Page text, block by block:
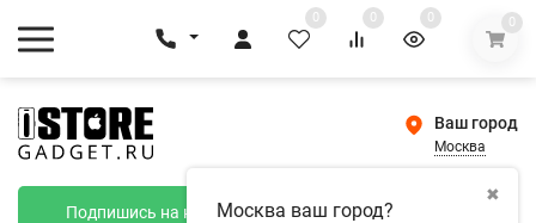
0 0 0 0
Ваш город
Москва
✖
Москва ваш город?
Подпишись на наш телеграмм канал и получи